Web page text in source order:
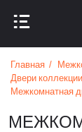
НАЗАД В
НАЗАД В
Главная
Двери
Межкомнатная